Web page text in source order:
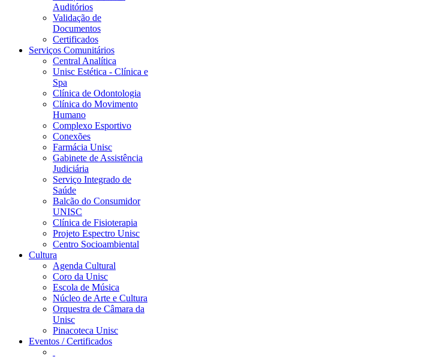
Auditórios
Validação de
Documentos
Certificados
Serviços Comunitários
Central Analítica
Unisc Estética - Clínica e
Spa
Clínica de Odontologia
Clínica do Movimento
Humano
Complexo Esportivo
Conexões
Farmácia Unisc
Gabinete de Assistência
Judiciária
Serviço Integrado de
Saúde
Balcão do Consumidor
UNISC
Clínica de Fisioterapia
Projeto Espectro Unisc
Centro Socioambiental
Cultura
Agenda Cultural
Coro da Unisc
Escola de Música
Núcleo de Arte e Cultura
Orquestra de Câmara da
Unisc
Pinacoteca Unisc
Eventos / Certificados